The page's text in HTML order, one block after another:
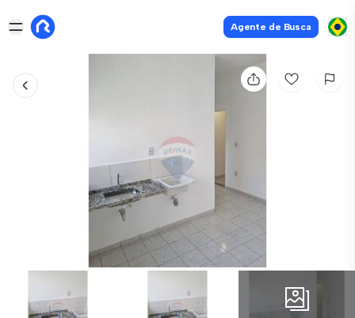
Agente de Busca